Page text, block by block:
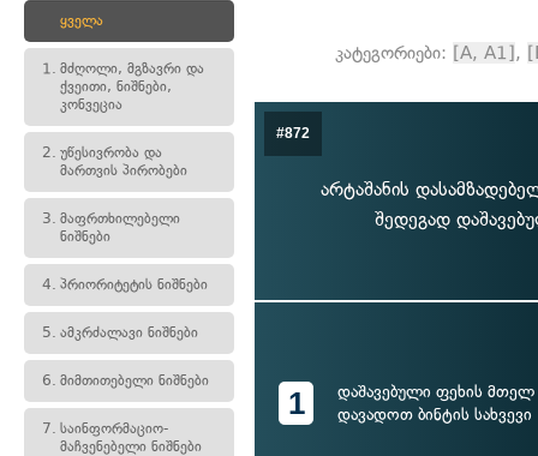
ყველა
1. მძღოლი, მგზავრი და
ქვეითი, ნიშნები,
კონვეცია
2. უწესივრობა და
მართვის პირობები
3. მაფრთხილებელი
ნიშნები
4. პრიორიტეტის ნიშნები
5. ამკრძალავი ნიშნები
6. მიმთითებელი ნიშნები
7. საინფორმაციო-
მაჩვენებელი ნიშნები
კატეგორიები: [A, A1],
#872
არტაშანის
შედეგად
1
დაშავებული ფეხის მთელ
დავადოთ ბინტის სახვევი